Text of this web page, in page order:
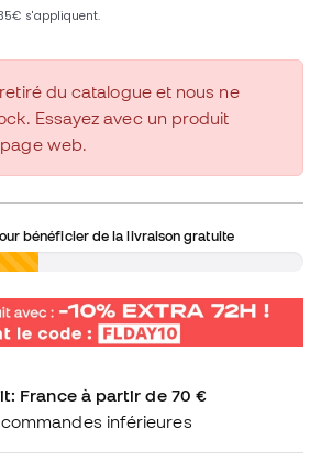
du catalogue et nous ne
Essayez avec un produit
web.
bénéficier de la livraison gratuite
France à partir de 70 €
inférieures